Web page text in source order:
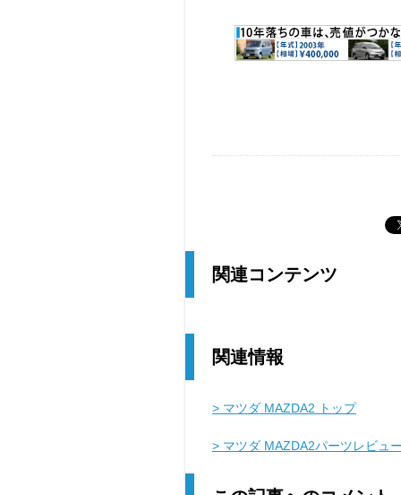
関連コンテンツ
関連情報
> マツダ MAZDA2 トップ
> マツダ MAZDA2パーツレビュ